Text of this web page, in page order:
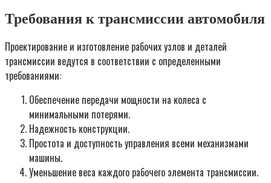
Требования к трансмиссии автомобиля
Проектирование и изготовление рабочих узлов и деталей
трансмиссии ведутся в соответствии с определенными
требованиями:
Обеспечение передачи мощности на колеса с
минимальными потерями.
Надежность конструкции.
Простота и доступность управления всеми механизмами
машины.
Уменьшение веса каждого рабочего элемента трансмиссии.